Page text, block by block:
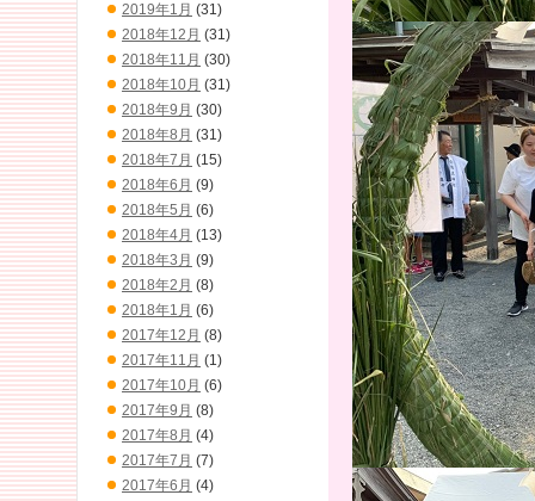
2019年1月 (31)
2018年12月 (31)
2018年11月 (30)
2018年10月 (31)
2018年9月 (30)
2018年8月 (31)
2018年7月 (15)
2018年6月 (9)
2018年5月 (6)
2018年4月 (13)
2018年3月 (9)
2018年2月 (8)
2018年1月 (6)
2017年12月 (8)
2017年11月 (1)
2017年10月 (6)
2017年9月 (8)
2017年8月 (4)
2017年7月 (7)
2017年6月 (4)